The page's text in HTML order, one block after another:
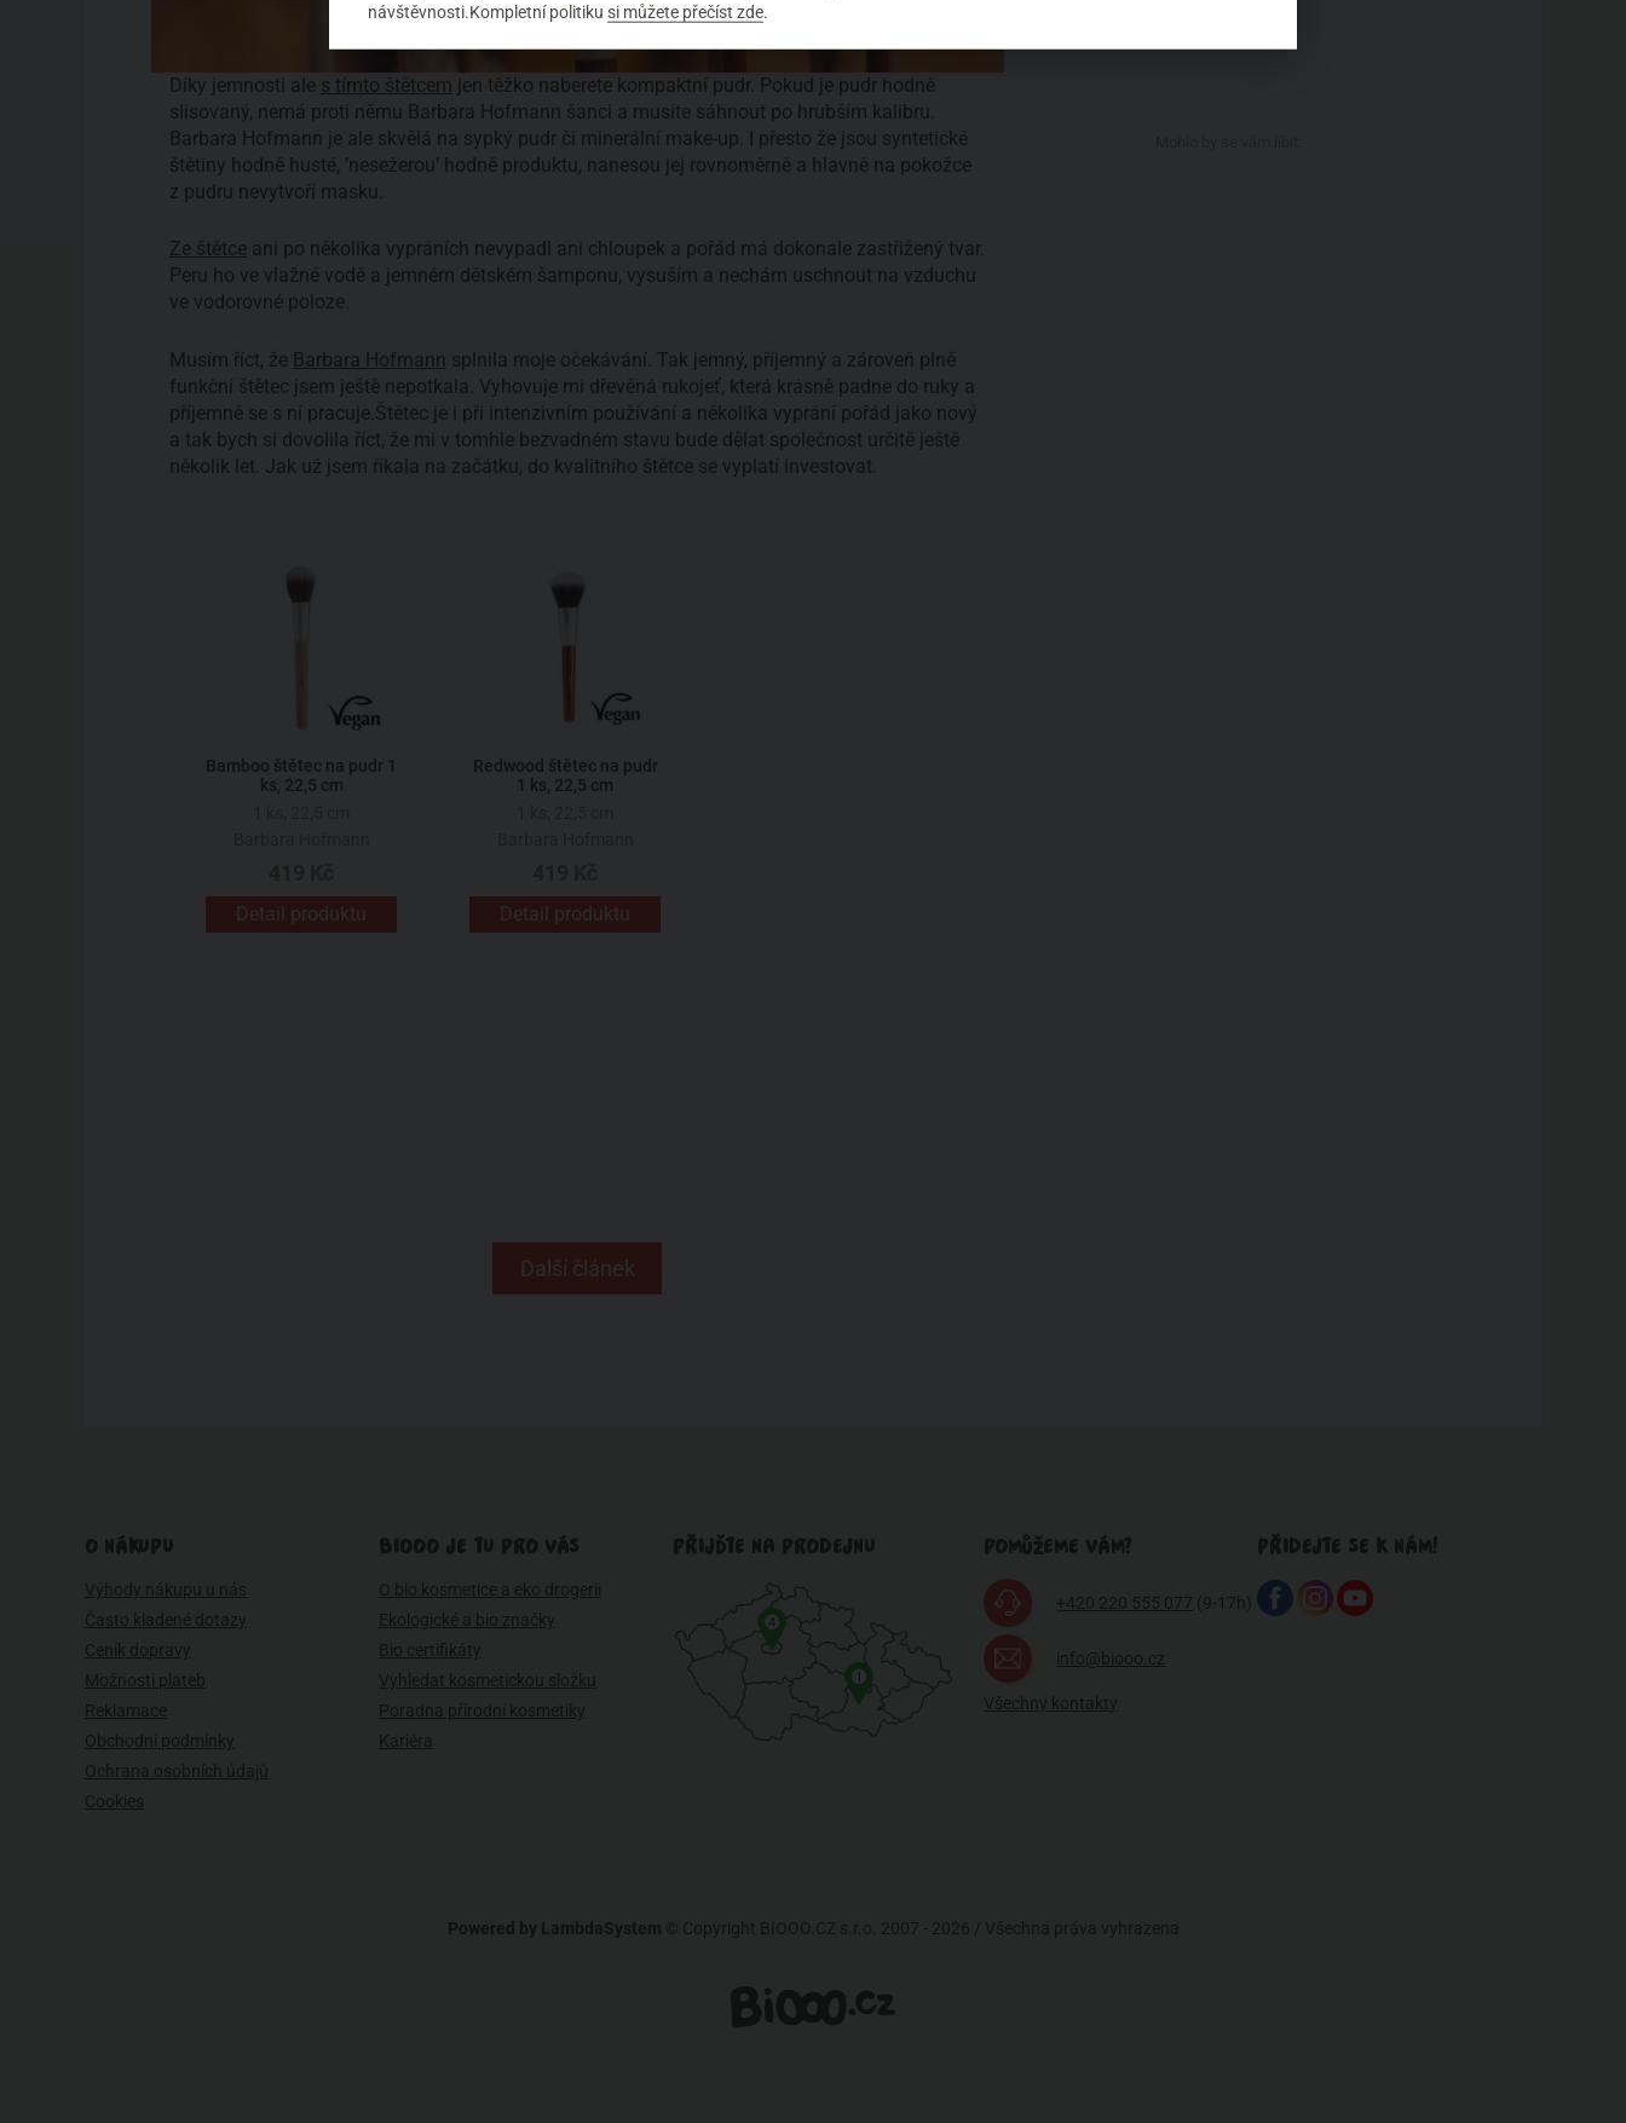
Díky jemnosti ale s tímto štětcem jen těžko naberete kompaktní pudr. Pokud je pudr hodně
slisovaný, nemá proti němu Barbara Hofmann šanci a musíte sáhnout po hrubším kalibru.
Barbara Hofmann je ale skvělá na sypký pudr či minerální make-up. I přesto že jsou syntetické
štětiny hodně husté, ’nesežerou’ hodně produktu, nanesou jej rovnoměrně a hlavně na pokožce
z pudru nevytvoří masku.
Ze štětce ani po několika vypráních nevypadl ani chloupek a pořád má dokonale zastřižený tvar.
Peru ho ve vlažné vodě a jemném dětském šamponu, vysuším a nechám uschnout na vzduchu
ve vodorovné poloze.
Musím říct, že Barbara Hofmann splnila moje očekávání. Tak jemný, příjemný a zároveň plně
funkční štětec jsem ještě nepotkala. Vyhovuje mi dřevěná rukojeť, která krásně padne do ruky a
příjemně se s ní pracuje.Štětec je i při intenzivním používání a několika vyprání pořád jako nový
a tak bych si dovolila říct, že mi v tomhle bezvadném stavu bude dělat společnost určitě ještě
několik let. Jak už jsem říkala na začátku, do kvalitního štětce se vyplatí investovat.
Bamboo štětec na pudr 1
ks, 22,5 cm
Detail produktu
Redwood štětec na pudr
1 ks, 22,5 cm
Detail produktu
Další článek
O NÁKUPU
Výhody nákupu u nás
Často kladené dotazy
Ceník dopravy
Možnosti plateb
Reklamace
Obchodní podmínky
Ochrana osobních údajů
Cookies
BIOOO JE TU PRO VÁS
O bio kosmetice a eko drogerii
Ekologické a bio značky
Bio certifikáty
Vyhledat kosmetickou složku
Poradna přírodní kosmetiky
Kariéra
PŘIJĎTE NA PRODEJNU
1
4
POMŮŽEME VÁM?
+420 220 555 077 (9-17h)
info@biooo.cz
Všechny kontakty
PŘIDEJTE SE K NÁM!
Powered by LambdaSystem © Copyright BIOOO.CZ s.r.o. 2007 - 2026 / Všechna práva vyhrazena
návštěvnosti.Kompletní politiku si můžete přečíst zde.